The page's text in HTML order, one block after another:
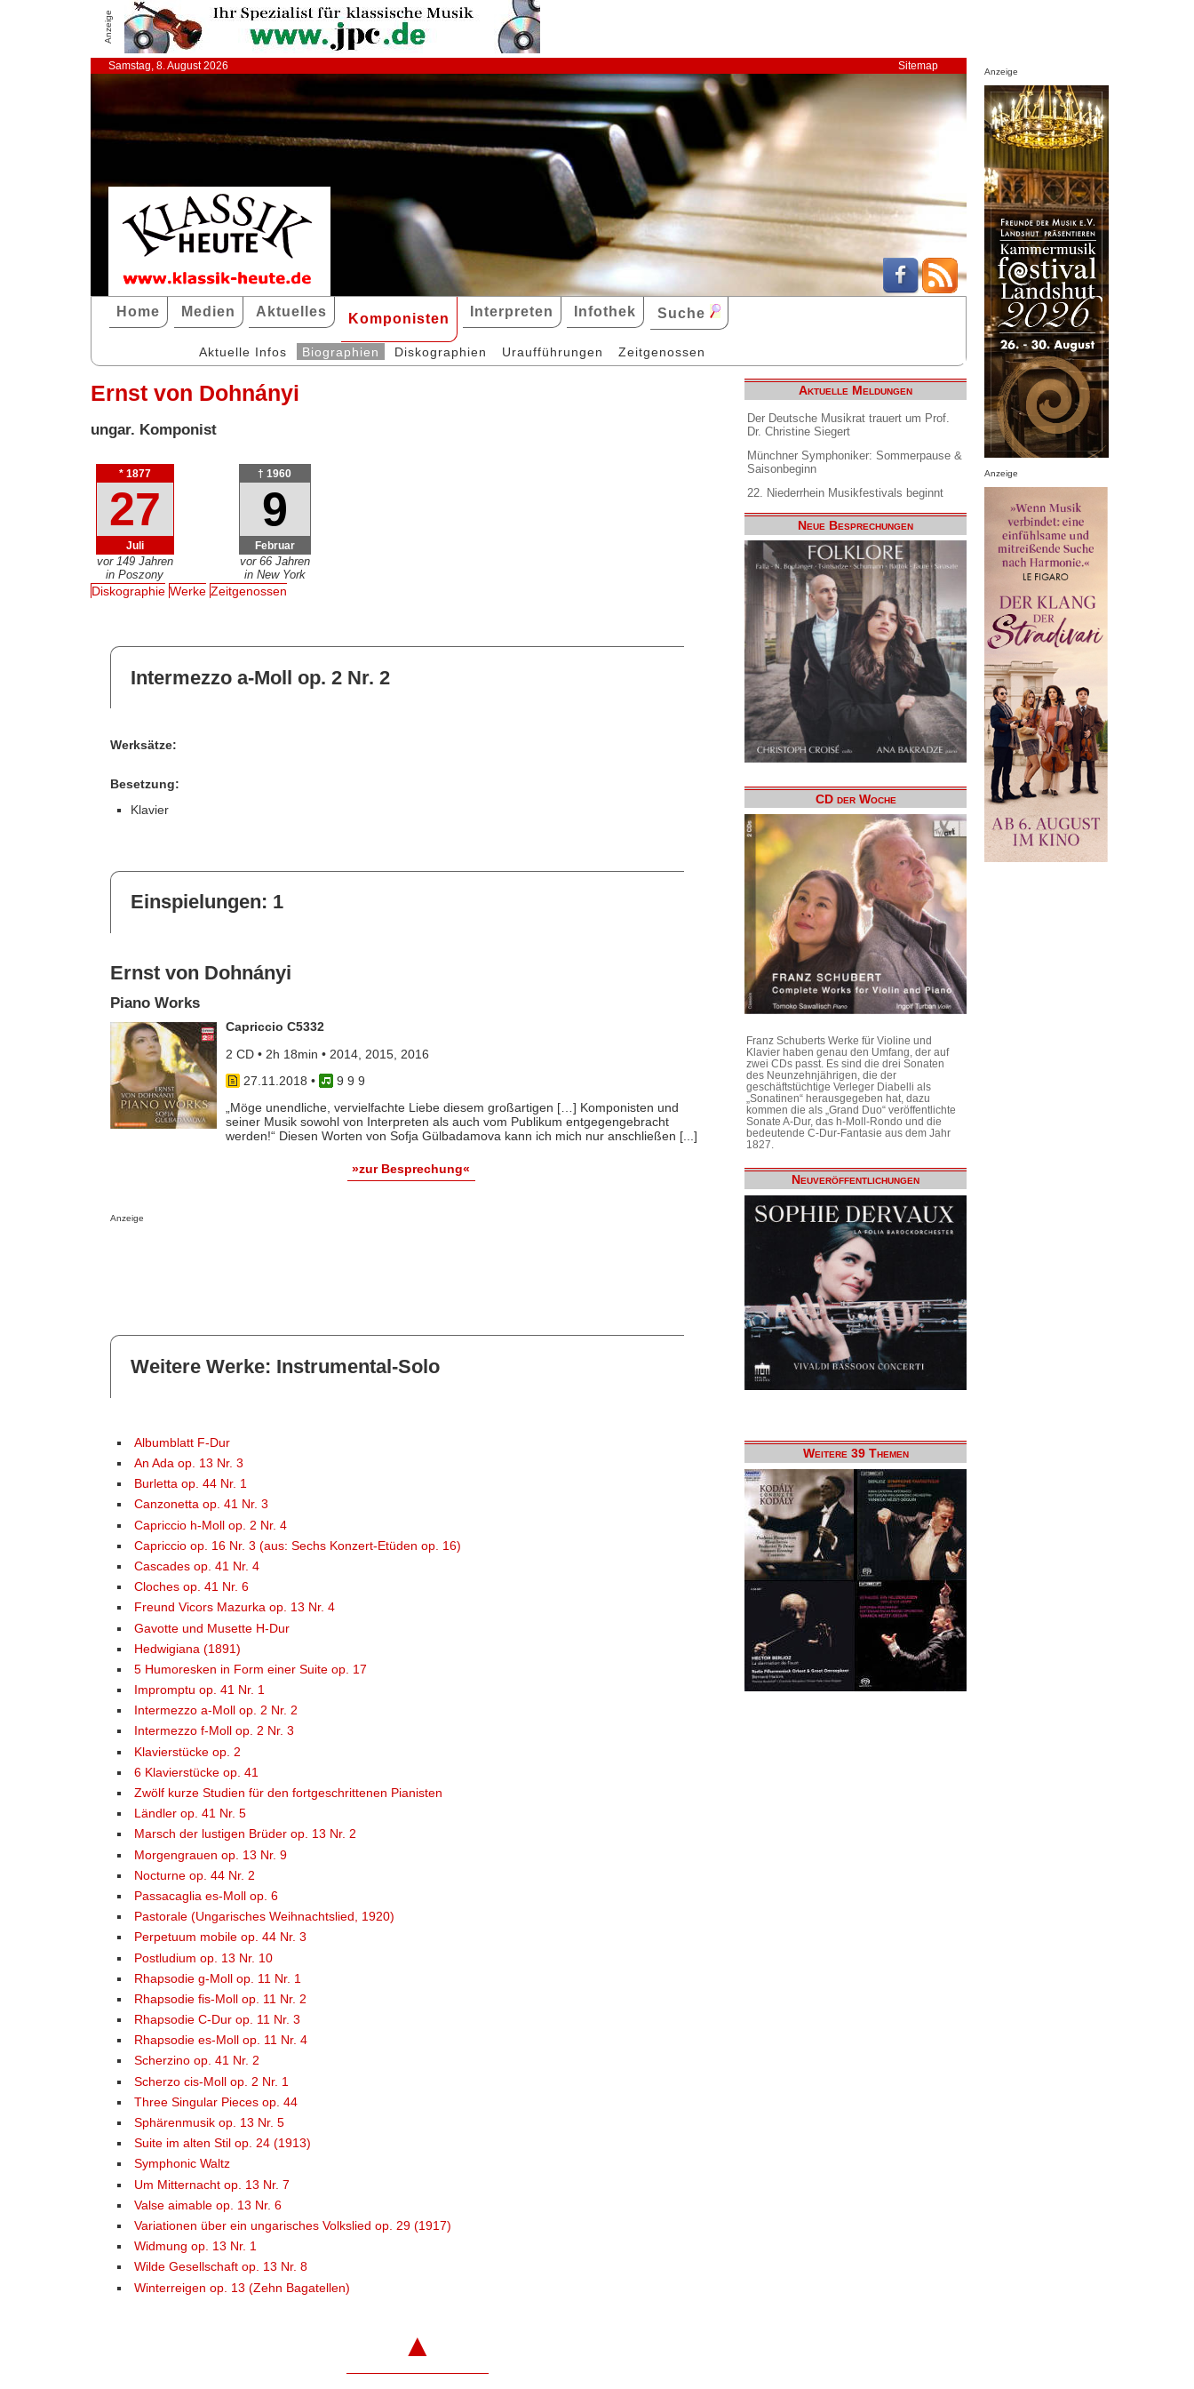
Anzeige
Samstag, 8. August 2026 Sitemap
Home Medien Aktuelles Komponisten Interpreten Infothek Suche
Aktuelle Infos Biographien Diskographien Uraufführungen Zeitgenossen
Ernst von Dohnányi
ungar. Komponist
* 1877
27
Juli
vor 149 Jahren
in Poszony
† 1960
9
Februar
vor 66 Jahren
in New York
Diskographie Werke Zeitgenossen
Intermezzo a-Moll op. 2 Nr. 2
Werksätze:
Besetzung:
Klavier
Einspielungen: 1
Ernst von Dohnányi
Piano Works
Capriccio C5332
2 CD • 2h 18min • 2014, 2015, 2016
27.11.2018 •
9 9 9
„Möge unendliche, vervielfachte Liebe diesem großartigen […] Komponisten und
seiner Musik sowohl von Interpreten als auch vom Publikum entgegengebracht
werden!“ Diesen Worten von Sofja Gülbadamova kann ich mich nur anschließen [...]
»zur Besprechung«
Anzeige
Weitere Werke: Instrumental-Solo
Albumblatt F-Dur
An Ada op. 13 Nr. 3
Burletta op. 44 Nr. 1
Canzonetta op. 41 Nr. 3
Capriccio h-Moll op. 2 Nr. 4
Capriccio op. 16 Nr. 3 (aus: Sechs Konzert-Etüden op. 16)
Cascades op. 41 Nr. 4
Cloches op. 41 Nr. 6
Freund Vicors Mazurka op. 13 Nr. 4
Gavotte und Musette H-Dur
Hedwigiana (1891)
5 Humoresken in Form einer Suite op. 17
Impromptu op. 41 Nr. 1
Intermezzo a-Moll op. 2 Nr. 2
Intermezzo f-Moll op. 2 Nr. 3
Klavierstücke op. 2
6 Klavierstücke op. 41
Zwölf kurze Studien für den fortgeschrittenen Pianisten
Ländler op. 41 Nr. 5
Marsch der lustigen Brüder op. 13 Nr. 2
Morgengrauen op. 13 Nr. 9
Nocturne op. 44 Nr. 2
Passacaglia es-Moll op. 6
Pastorale (Ungarisches Weihnachtslied, 1920)
Perpetuum mobile op. 44 Nr. 3
Postludium op. 13 Nr. 10
Rhapsodie g-Moll op. 11 Nr. 1
Rhapsodie fis-Moll op. 11 Nr. 2
Rhapsodie C-Dur op. 11 Nr. 3
Rhapsodie es-Moll op. 11 Nr. 4
Scherzino op. 41 Nr. 2
Scherzo cis-Moll op. 2 Nr. 1
Three Singular Pieces op. 44
Sphärenmusik op. 13 Nr. 5
Suite im alten Stil op. 24 (1913)
Symphonic Waltz
Um Mitternacht op. 13 Nr. 7
Valse aimable op. 13 Nr. 6
Variationen über ein ungarisches Volkslied op. 29 (1917)
Widmung op. 13 Nr. 1
Wilde Gesellschaft op. 13 Nr. 8
Winterreigen op. 13 (Zehn Bagatellen)
▲
Aktuelle Meldungen
Der Deutsche Musikrat trauert um Prof.
Dr. Christine Siegert
Münchner Symphoniker: Sommerpause &
Saisonbeginn
22. Niederrhein Musikfestivals beginnt
Neue Besprechungen
CD der Woche
Franz Schuberts Werke für Violine und
Klavier haben genau den Umfang, der auf
zwei CDs passt. Es sind die drei Sonaten
des Neunzehnjährigen, die der
geschäftstüchtige Verleger Diabelli als
„Sonatinen“ herausgegeben hat, dazu
kommen die als „Grand Duo“ veröffentlichte
Sonate A-Dur, das h-Moll-Rondo und die
bedeutende C-Dur-Fantasie aus dem Jahr
1827.
Neuveröffentlichungen
Weitere 39 Themen
Anzeige
Anzeige